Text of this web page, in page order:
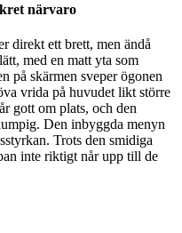
närvaro
direkt ett brett, men ändå
med en matt yta som
på skärmen sveper ögonen
vrida på huvudet likt större
gott om plats, och den
Den inbyggda menyn
Trots den smidiga
inte riktigt når upp till de